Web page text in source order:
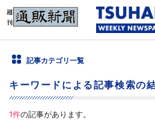
記事カテゴリ一覧
キーワードによる記事検索の
1件の記事があります。